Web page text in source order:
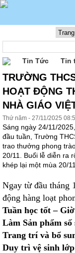
Tin Tức Tin
TRƯỜNG
HOẠT ĐỘNG
NHÀ GIÁO
Thứ năm - 27/11/2025
Sáng ngày 24/11/
đầu tuần, Trường
trao thưởng phong
20/11. Buổi lễ diễn ra
khép lại một mùa 20/
Ngay từ đầu tháng
động hàng loạt
Tuần học tốt –
Làm Sản phẩm số
Trang trí và bổ
Duy trì vệ sinh